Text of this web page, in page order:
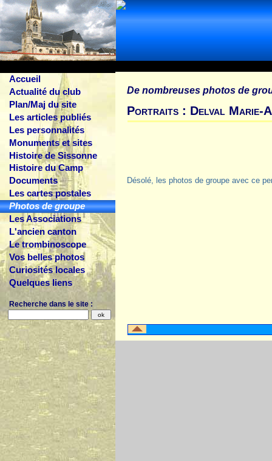
Accueil
Actualité du club
Plan/Maj du site
Les articles publiés
Les personnalités
Monuments et sites
Histoire de Sissonne
Histoire du Camp
Documents
Les cartes postales
Photos de groupe
Les Associations
L'ancien canton
Le trombinoscope
Vos belles photos
Curiosités locales
Quelques liens
Recherche dans le site :
De nombreuses photos de
Portraits : Delval Marie-
Désolé, les photos de groupe avec ce